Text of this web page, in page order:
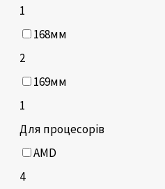
1
168мм
2
169мм
1
Для процесорів
AMD
4